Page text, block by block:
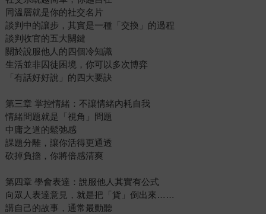
同溫層就是你的社交名片
談判中的讓步，其實是一種「交換」的過程
談判收官的五大關鍵
關於說服他人的四個冷知識
生活並非囚徒困境，你可以多次博弈
「有話好好說」的四大要訣
第三章 掌控情緒：不讓情緒內耗自我
情緒問題就是「視角」問題
中庸之道的鬆弛感
課題分離，讓你活得更通透
砍掉負擔，你將倍感清爽
第四章 學會表達：說服他人其實有公式
向眾人表達意見，就是把「貨」倒出來……
講自己的故事，通常最動聽